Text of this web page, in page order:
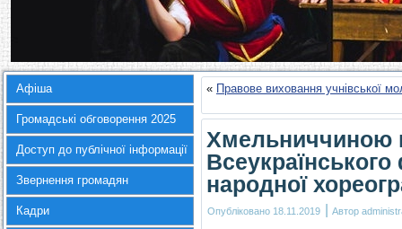
Афіша
Громадські обговорення 2025
Доступ до публічної інформації
Звернення громадян
Кадри
« Правове виховання учнівської
Хмельниччиною
народної
Опубліковано 18.11.2019 | Автор